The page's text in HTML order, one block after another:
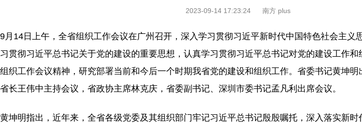
2023-09-14 17:23:24 南方 plus
9月14日上午，全省组织工作会议在广州召开，深入学习贯彻习近平新时代中国特色社会主义
习贯彻习近平总书记关于党的建设的重要思想，认真学习贯彻习近平总书记对党的建设工作
组织工作会议精神，研究部署当前和今后一个时期我省党的建设和组织工作。省委书记黄坤明
省长王伟中主持会议，省政协主席林克庆，省委副书记、深圳市委书记孟凡利出席会议。
黄坤明指出，近年来，全省各级党委及其组织部门牢记习近平总书记殷殷嘱托，深入落实新